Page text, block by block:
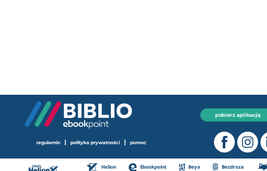
pobierz aplikację
regulamin | polityka prywatności | pomoc
Helion Ebookpoint Beya Bezdroza